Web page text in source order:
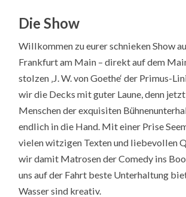
Die Show
Willkommen zu eurer schnieken Show
Frankfurt am Main – direkt auf dem
stolzen ‚J. W. von Goethe‘ der Primus-
wir die Decks mit guter Laune, denn jetzt
Menschen der exquisiten
endlich in die Hand. Mit einer Prise
vielen witzigen Texten und liebevollen
wir damit Matrosen der Comedy ins
uns auf der Fahrt beste Unterhaltung
Wasser sind kreativ.